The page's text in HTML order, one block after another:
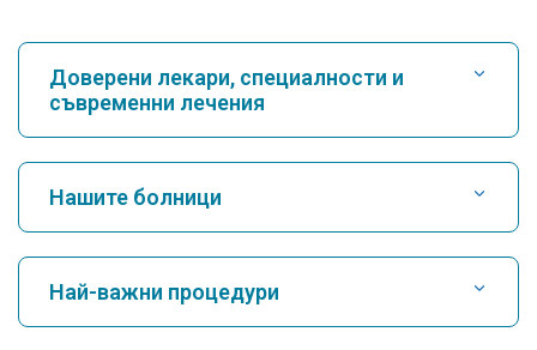
Доверени лекари, специалности и
съвременни лечения
Намери болница
Намерете кардиолог
Нашите болници
Най-важни процедури